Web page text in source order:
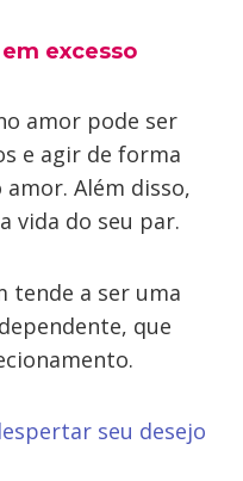
excesso
amor pode ser
e agir de forma
Além disso,
vida do seu par.
tende a ser uma
que
seu desejo